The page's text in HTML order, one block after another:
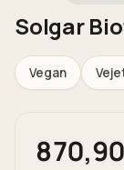
Solgar
Vegan